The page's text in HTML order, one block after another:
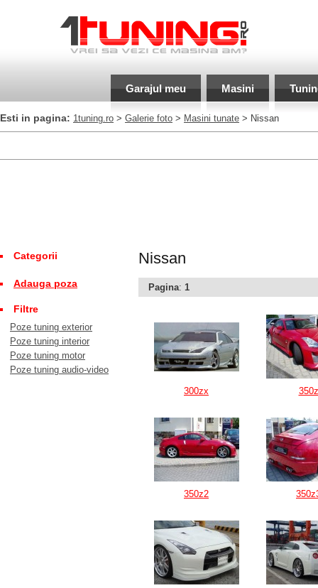
Garajul meu Masini
Esti in pagina: 1tuning.ro > Galerie foto > Masini tunate > Nissan
Categorii
Adauga poza
Filtre
Poze tuning exterior
Poze tuning interior
Poze tuning motor
Poze tuning audio-video
Nissan
Pagina: 1
300zx 350z
350z2